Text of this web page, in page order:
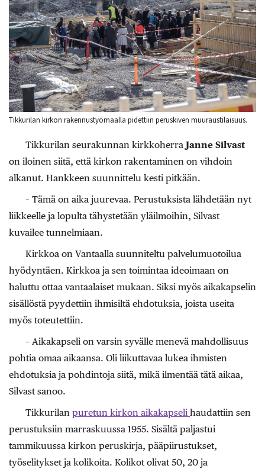
Tikkurilan kirkon rakennustyömaalla pidettiin peruskiven muuraustilaisuus.
Tikkurilan seurakunnan kirkkoherra Janne Silvast
on iloinen siitä, että kirkon rakentaminen on vihdoin
alkanut. Hankkeen suunnittelu kesti pitkään.
– Tämä on aika juurevaa. Perustuksista lähdetään nyt
liikkeelle ja lopulta tähystetään yläilmoihin, Silvast
kuvailee tunnelmiaan.
Kirkkoa on Vantaalla suunniteltu palvelumuotoilua
hyödyntäen. Kirkkoa ja sen toimintaa ideoimaan on
haluttu ottaa vantaalaiset mukaan. Siksi myös aikakapselin
sisällöstä pyydettiin ihmisiltä ehdotuksia, joista useita
myös toteutettiin.
– Aikakapseli on varsin syvälle menevä mahdollisuus
pohtia omaa aikaansa. Oli liikuttavaa lukea ihmisten
ehdotuksia ja pohdintoja siitä, mikä ilmentää tätä aikaa,
Silvast sanoo.
Tikkurilan puretun kirkon aikakapseli haudattiin sen
perustuksiin marraskuussa 1955. Sisältä paljastui
tammikuussa kirkon peruskirja, pääpiirustukset,
työselitykset ja kolikoita. Kolikot olivat 50, 20 ja